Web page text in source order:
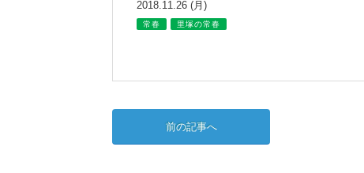
2018.11.26 (月)
常春 里塚の常春
前の記事へ